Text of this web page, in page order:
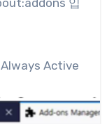
입
Active